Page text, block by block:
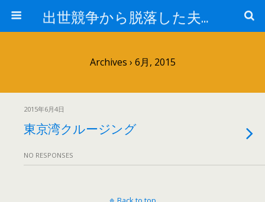
出世競争から脱落した夫と妻の日常
Archives › 6月, 2015
2015年6月4日
東京湾クルージング
NO RESPONSES